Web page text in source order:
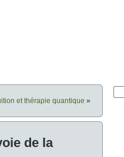
et thérapie quantique »
de la